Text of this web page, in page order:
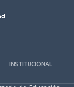
INSTITUCIONAL